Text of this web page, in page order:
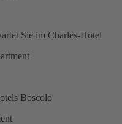
Sie im Charles-Hotel
Boscolo